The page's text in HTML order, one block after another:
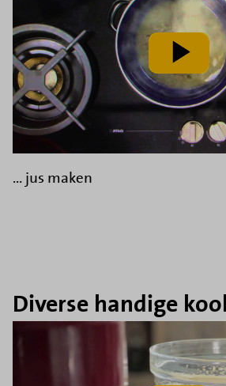
video
af
... jus maken
Diverse handige